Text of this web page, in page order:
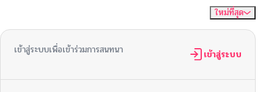
ใหม่ที่สุด
เข้าสู่ระบบเพื่อเข้าร่วมการสนทนา เข้าสู่ระบบ